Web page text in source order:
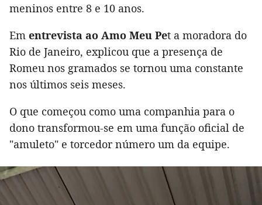
meninos entre 8 e 10 anos.
Em entrevista ao Amo Meu Pet a moradora do
Rio de Janeiro, explicou que a presença de
Romeu nos gramados se tornou uma constante
nos últimos seis meses.
O que começou como uma companhia para o
dono transformou-se em uma função oficial de
"amuleto" e torcedor número um da equipe.